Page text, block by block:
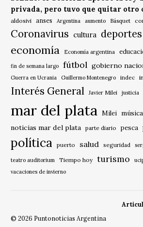
privada, pero tuvo que quitar otro
aldosivi anses Argentina aumento Básquet
Coronavirus cultura deportes
economía Economía argentina
fin de semana largo fútbol gobierno
Guerra en Ucrania Guillermo Montenegro indec
Interés General Javier Milei justicia
mar del plata Milei música
noticias mar del plata
parte diario pesca
política puerto salud seguridad
teatro auditorium Tiempo hoy turismo
vacaciones de invierno
© 2026 Puntonoticias Argentina